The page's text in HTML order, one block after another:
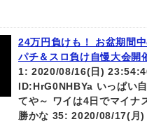
24万円負けも！ お盆期間
パチ＆スロ負け自慢大会開
1: 2020/08/16(日)
ID:HrG0NHBYa いっぱい
てや～ ワイは4日でマイナ
勝かな 35: 2020/08/17(月)